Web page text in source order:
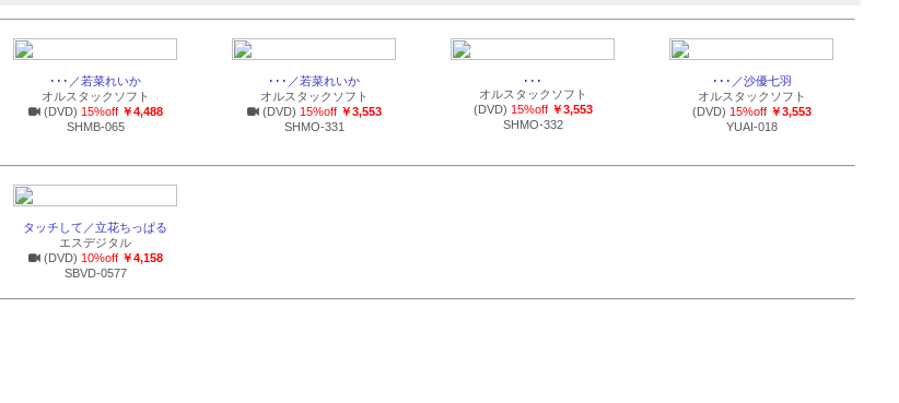
･･･／若菜れいか
オルスタックソフト
(DVD) 15%off ￥4,488
SHMB-065
･･･／若菜れいか
オルスタックソフト
(DVD) 15%off ￥3,553
SHMO-331
･･･
オルスタックソフト
(DVD) 15%off ￥3,553
SHMO-332
･･･／沙優七羽
オルスタックソフト
(DVD) 15%off ￥3,553
YUAI-018
タッチして／立花ちっぱる
エスデジタル
(DVD) 10%off ￥4,158
SBVD-0577